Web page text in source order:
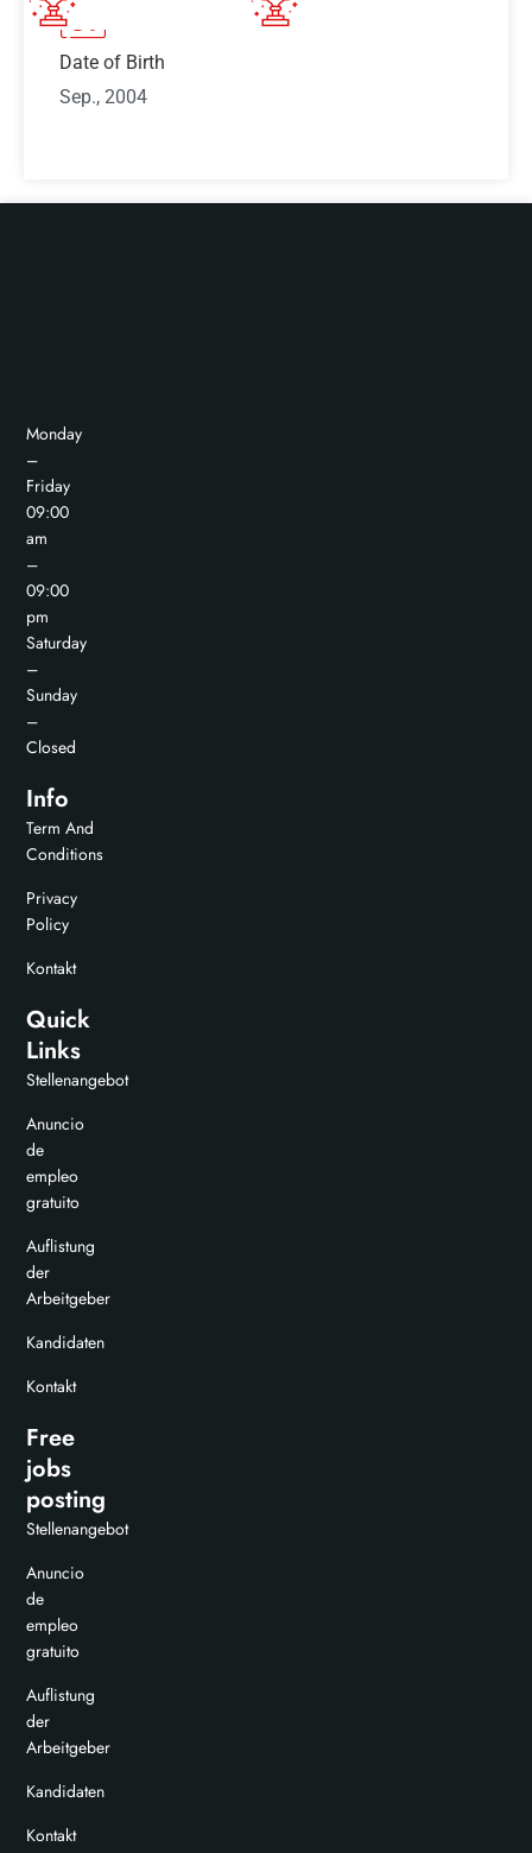
Date of Birth
Sep., 2004
Monday
–
Friday
09:00
am
–
09:00
pm
Saturday
–
Sunday
–
Closed
Info
Term And
Conditions
Privacy
Policy
Kontakt
Quick
Links
Stellenangebot
Anuncio
de
empleo
gratuito
Auflistung
der
Arbeitgeber
Kandidaten
Kontakt
Free
jobs
posting
Stellenangebot
Anuncio
de
empleo
gratuito
Auflistung
der
Arbeitgeber
Kandidaten
Kontakt